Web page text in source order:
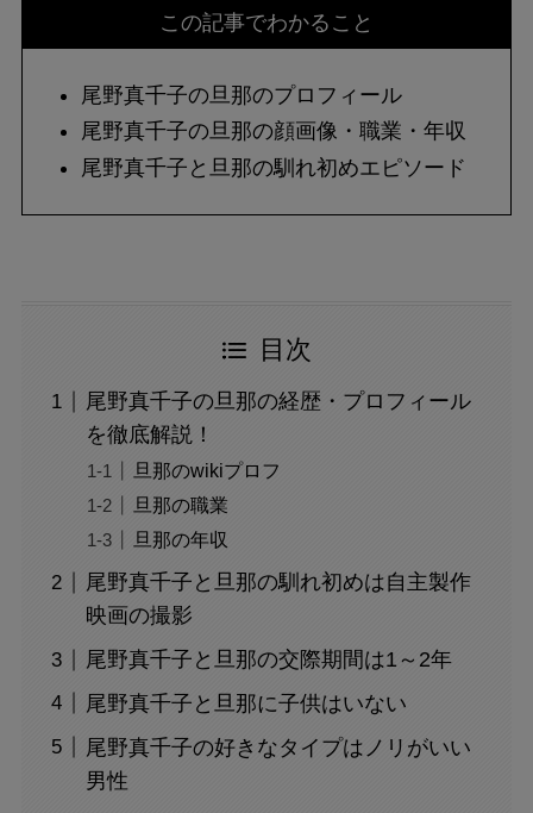
この記事でわかること
尾野真千子の旦那のプロフィール
尾野真千子の旦那の顔画像・職業・年収
尾野真千子と旦那の馴れ初めエピソード
目次
尾野真千子の旦那の経歴・プロフィール
を徹底解説！
旦那のwikiプロフ
旦那の職業
旦那の年収
尾野真千子と旦那の馴れ初めは自主製作
映画の撮影
尾野真千子と旦那の交際期間は1～2年
尾野真千子と旦那に子供はいない
尾野真千子の好きなタイプはノリがいい
男性